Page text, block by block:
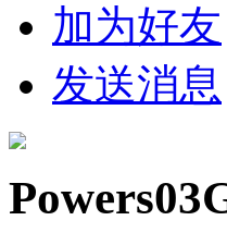
加为好友
发送消息